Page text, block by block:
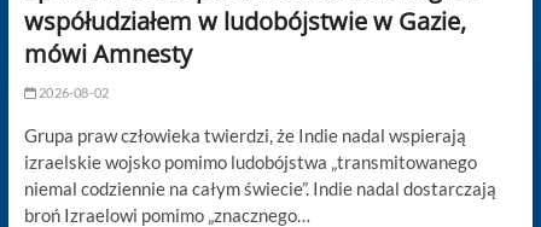
współudziałem w ludobójstwie w Gazie,
mówi Amnesty
2026-08-02
Grupa praw człowieka twierdzi, że Indie nadal wspierają
izraelskie wojsko pomimo ludobójstwa „transmitowanego
niemal codziennie na całym świecie”. Indie nadal dostarczają
broń Izraelowi pomimo „znacznego…